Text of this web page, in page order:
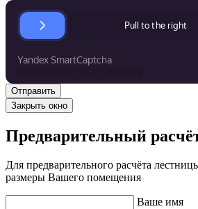
Закрыть окно
Предварительный
Для предварительного расчёта
размеры Вашего помещения
Ваше имя